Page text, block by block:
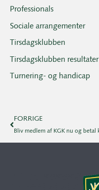
Professionals
Sociale arrangementer
Tirsdagsklubben
Tirsdagsklubben resultater
Turnering- og handicap
FORRIGE